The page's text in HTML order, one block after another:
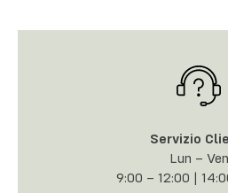
Servizio
Lun – Ven
9:00 – 12:00 |